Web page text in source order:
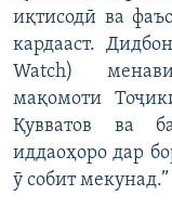
иқтисодӣ ва
кардааст.
Watch)
мақомоти
Қувватов ва
иддаоҳоро дар
ӯ собит мекунад.”